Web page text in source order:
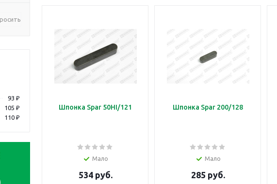
93 ₽
105 ₽
110 ₽
Шпонка Spar 50HI/121
Мало
534 руб.
Шпонка Spar 200/128
Мало
285 руб.